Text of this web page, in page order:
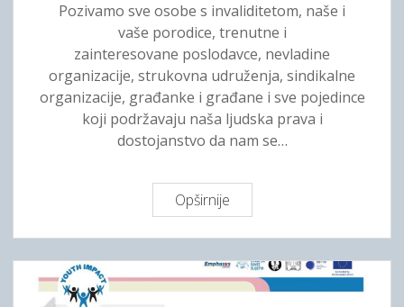
J
E
M
V
I
D
A
M
N
A
Pozivamo sve osobe s invaliditetom, naše i
vaše porodice, trenutne i
zainteresovane poslodavce, nevladine
organizacije, strukovna udruženja, sindikalne
organizacije, građanke i građane i sve pojedince
koji podržavaju naša ljudska prava i
dostojanstvo da nam se…
Opširnije
I
S
M
O